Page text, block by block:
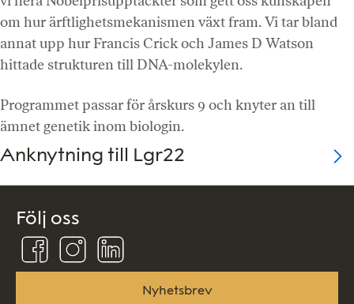
om hur ärftlighetsmekanismen växt fram. Vi tar bland
annat upp hur Francis Crick och James D Watson
hittade strukturen till DNA-molekylen.
Programmet passar för årskurs 9 och knyter an till
ämnet genetik inom biologin.
Anknytning till Lgr22
Följ oss
Följ
oss
på
Följ
på
InstagramLinkedin
Nyhetsbrev